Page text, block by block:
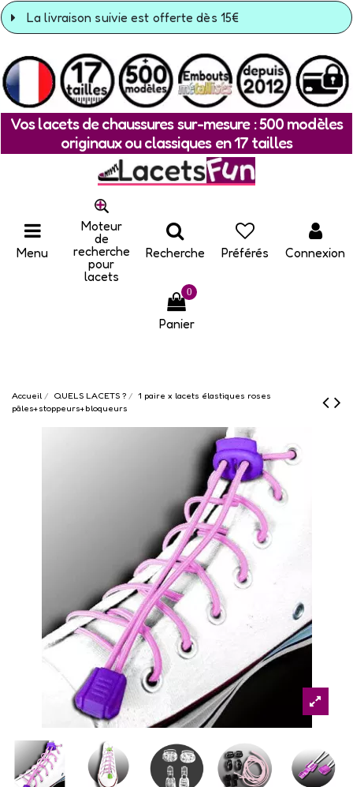
La livraison suivie est offerte dès 15€
Vos lacets de chaussures sur-mesure : 500 modèles
originaux ou classiques en 17 tailles
Menu
Moteur
de
recherche
pour
lacets
Recherche Préférés Connexion
0
Panier
Accueil QUELS LACETS ?
1 paire x lacets élastiques roses
pâles+stoppeurs+bloqueurs